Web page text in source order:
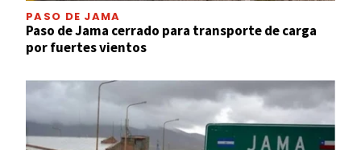
PASO DE JAMA
Paso de Jama cerrado para transporte de carga
por fuertes vientos